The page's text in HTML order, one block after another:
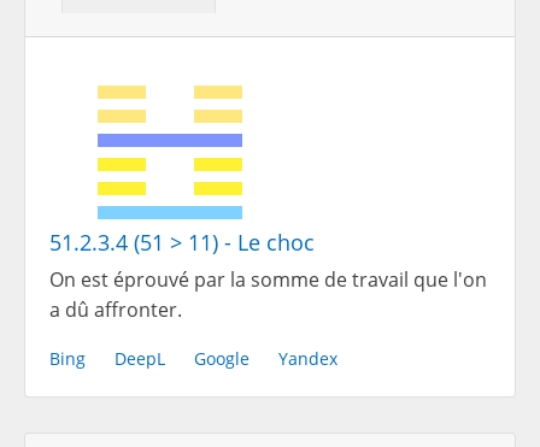
51.2.3.4 (51 > 11) - Le choc
On est éprouvé par la somme de travail que l'on
a dû affronter.
Bing DeepL Google Yandex